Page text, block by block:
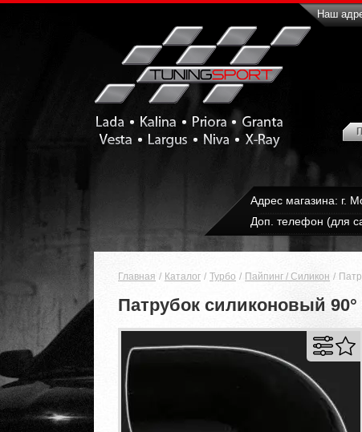
Наш
Адрес магазина: г.
Доп. телефон (для
Главная Каталог Турбо Пайпинг / Силикон
Патрубок силиконовый